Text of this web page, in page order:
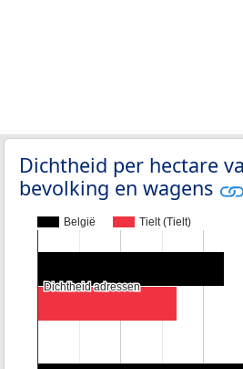
Dichtheid per hectare
bevolking en wagens
België Tielt (Tielt)
Dichtheid adressen
Dichtheid adressen